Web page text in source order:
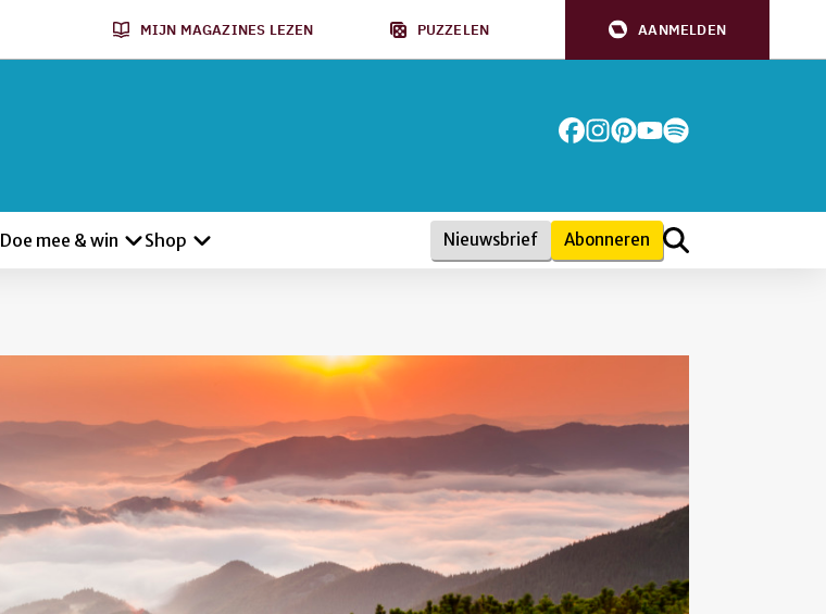
MIJN MAGAZINES LEZEN PUZZELEN AANMELDEN
Doe mee & win Shop Nieuwsbrief Abonneren